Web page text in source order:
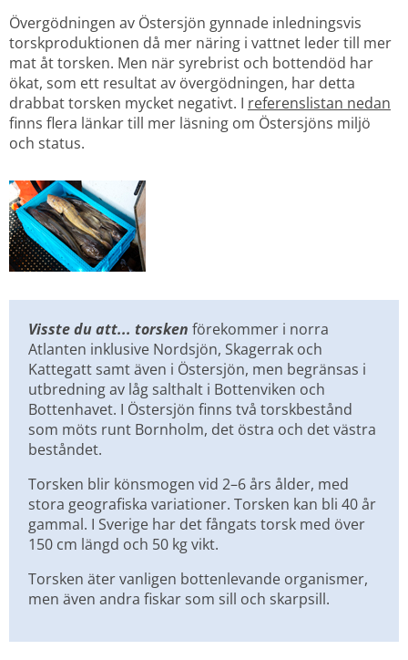
Övergödningen av Östersjön gynnade inledningsvis
torskproduktionen då mer näring i vattnet leder till mer
mat åt torsken. Men när syrebrist och bottendöd har
ökat, som ett resultat av övergödningen, har detta
drabbat torsken mycket negativt. I referenslistan nedan
finns flera länkar till mer läsning om Östersjöns miljö
och status.
Visste du att... torsken förekommer i norra
Atlanten inklusive Nordsjön, Skagerrak och
Kattegatt samt även i Östersjön, men begränsas i
utbredning av låg salthalt i Bottenviken och
Bottenhavet. I Östersjön finns två torskbestånd
som möts runt Bornholm, det östra och det västra
beståndet.
Torsken blir könsmogen vid 2–6 års ålder, med
stora geografiska variationer. Torsken kan bli 40 år
gammal. I Sverige har det fångats torsk med över
150 cm längd och 50 kg vikt.
Torsken äter vanligen bottenlevande organismer,
men även andra fiskar som sill och skarpsill.